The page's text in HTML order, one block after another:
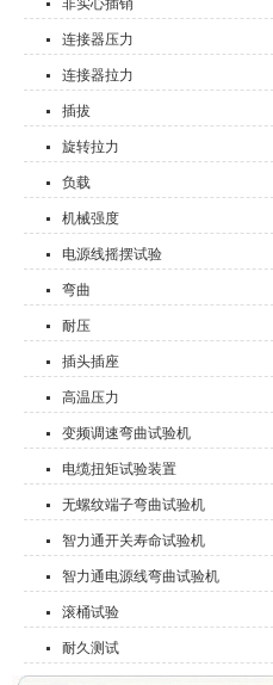
非实心插销
连接器压力
连接器拉力
插拔
旋转拉力
负载
机械强度
电源线摇摆试验
弯曲
耐压
插头插座
高温压力
变频调速弯曲试验机
电缆扭矩试验装置
无螺纹端子弯曲试验机
智力通开关寿命试验机
智力通电源线弯曲试验机
滚桶试验
耐久测试